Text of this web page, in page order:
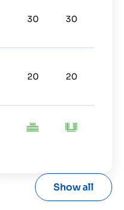
30 30
20 20
Show all